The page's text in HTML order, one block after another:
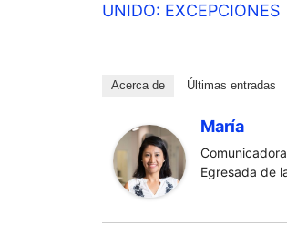
UNIDO: EXCEPCIONES
Acerca de Últimas entradas
María
Egresada de